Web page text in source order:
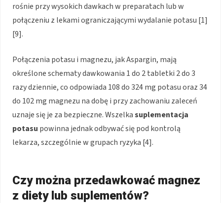
rośnie przy wysokich dawkach w preparatach lub w
połączeniu z lekami ograniczającymi wydalanie potasu [1]
[9].
Połączenia potasu i magnezu, jak Aspargin, mają
określone schematy dawkowania 1 do 2 tabletki 2 do 3
razy dziennie, co odpowiada 108 do 324 mg potasu oraz 34
do 102 mg magnezu na dobę i przy zachowaniu zaleceń
uznaje się je za bezpieczne. Wszelkasuplementacja
potasu powinna jednak odbywać się pod kontrolą
lekarza, szczególnie w grupach ryzyka [4].
Czy można przedawkować magnez
z diety lub suplementów?